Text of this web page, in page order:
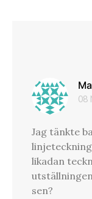
08
Jag tänkte
likadan
sen?